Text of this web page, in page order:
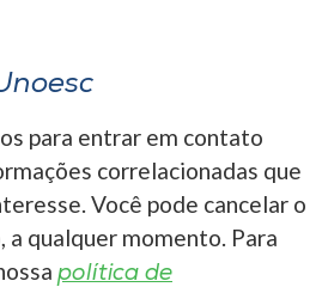
para entrar em contato
correlacionadas que
Você pode cancelar o
a qualquer momento. Para
política de